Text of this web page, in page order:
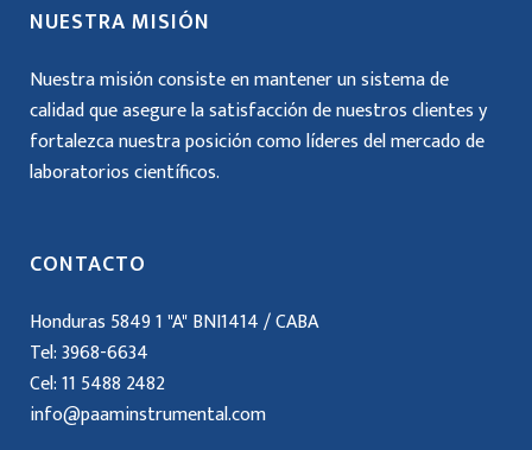
NUESTRA MISIÓN
Nuestra misión consiste en mantener un sistema de
calidad que asegure la satisfacción de nuestros clientes y
fortalezca nuestra posición como líderes del mercado de
laboratorios científicos.
CONTACTO
Honduras 5849 1 "A" BNI1414 / CABA
Tel: 3968-6634
Cel:11 5488 2482
info@paaminstrumental.com